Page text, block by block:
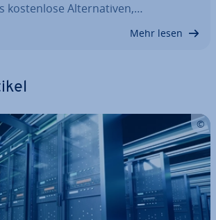
kos­ten­lo­se Al­ter­na­ti­ven,…
Mehr lesen